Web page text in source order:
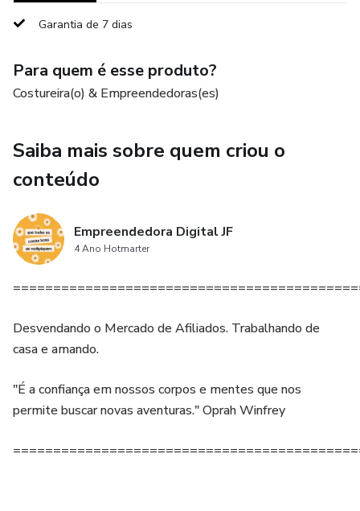
◾️ Enviamos fotos do modelo.⁣
Garantia de 7 dias
Para quem é esse produto?
Costureira(o) & Empreendedoras(es)
Saiba mais sobre quem criou o
conteúdo
Empreendedora Digital JF
4 Ano Hotmarter
Desvendando o Mercado de Afiliados. Trabalhando de
casa e amando.
"É a confiança em nossos corpos e mentes que nos
permite buscar novas aventuras." Oprah Winfrey